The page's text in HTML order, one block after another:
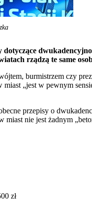
rządzą te same
burmistrzem czy
„jest w pewnym
przepisy o
nie jest żadnym
zł